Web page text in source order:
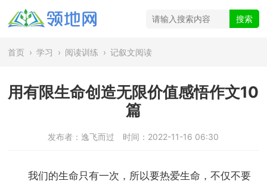
首页 › 学习 › 阅读训练 › 记叙文阅读
用有限生命创造无限价值感悟作文10
篇
发布者：逸飞而过 时间：2022-11-16 06:30
我们的生命只有一次，所以要热爱生命，不仅不要